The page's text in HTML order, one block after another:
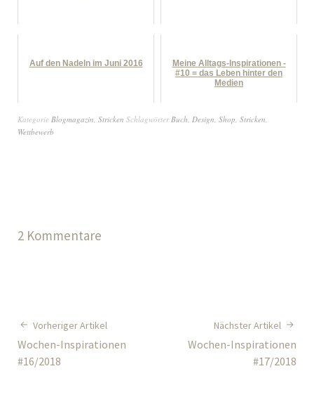
Auf den Nadeln im Juni 2016
Meine Alltags-Inspirationen -
#10 = das Leben hinter den
Medien
Kategorie Blogmagazin Stricken Schlagwörter Buch Design Shop Stricken
Wettbewerb
2 Kommentare
Vorheriger Artikel
Wochen-Inspirationen
#16/2018
Nächster Artikel
Wochen-Inspirationen
#17/2018